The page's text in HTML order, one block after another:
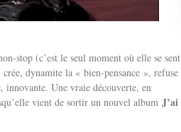
stop (c’est le seul moment où elle se sent
dynamite la « bien-pensance », refuse
innovante. Une vraie découverte, en
vient de sortir un nouvel album J’ai